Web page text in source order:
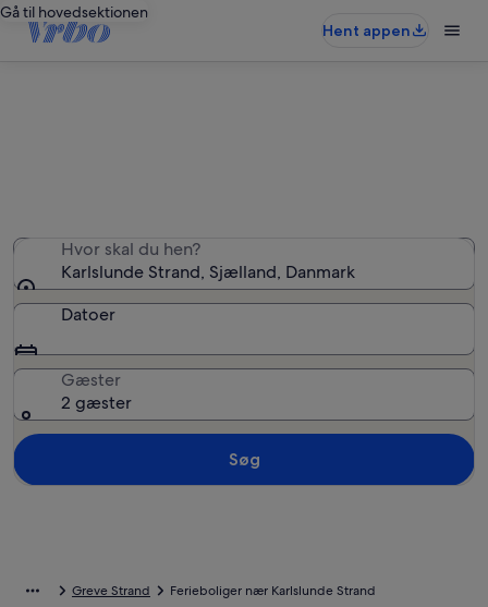
Gå til hovedsektionen
Hent appen
Hvor skal du hen?
Karlslunde Strand, Sjælland, Danmark
Datoer
Gæster
2 gæster
Søg
Greve Strand Ferieboliger nær Karlslunde Strand